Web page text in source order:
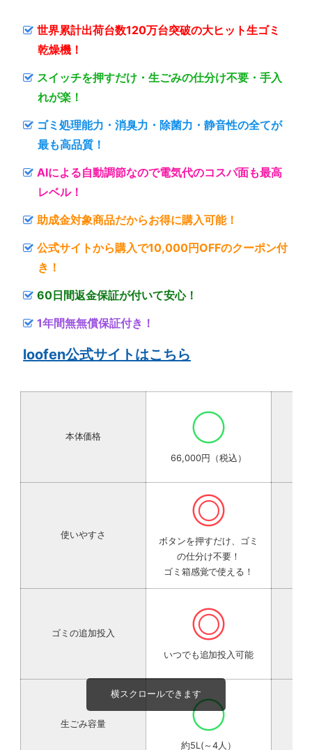
世界累計出荷台数120万台突破の大ヒット生ゴミ
乾燥機！
スイッチを押すだけ・生ごみの仕分け不要・手入
れが楽！
ゴミ処理能力・消臭力・除菌力・静音性の全てが
最も高品質！
AIによる自動調節なので電気代のコスパ面も最高
レベル！
助成金対象商品だからお得に購入可能！
公式サイトから購入で10,000円OFFのクーポン付
き！
60日間返金保証が付いて安心！
1年間無無償保証付き！
loofen公式サイトはこちら
本体価格 ○
66,000円（税込）
使いやすさ
◎
ボタンを押すだけ、ゴミ
の仕分け不要！
ゴミ箱感覚で使える！
ゴミの追加投入 ◎
いつでも追加投入可能
生ごみ容量 ○
約5L(～4人）